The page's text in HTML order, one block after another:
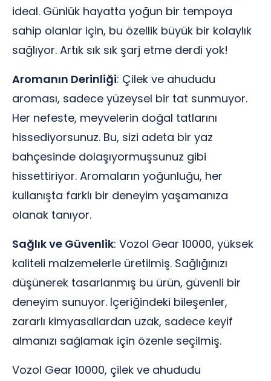
ideal. Günlük hayatta yoğun bir tempoya
sahip olanlar için, bu özellik büyük bir kolaylık
sağlıyor. Artık sık sık şarj etme derdi yok!
Aromanın Derinliği: Çilek ve ahududu
aroması, sadece yüzeysel bir tat sunmuyor.
Her nefeste, meyvelerin doğal tatlarını
hissediyorsunuz. Bu, sizi adeta bir yaz
bahçesinde dolaşıyormuşsunuz gibi
hissettiriyor. Aromaların yoğunluğu, her
kullanışta farklı bir deneyim yaşamanıza
olanak tanıyor.
Sağlık ve Güvenlik: Vozol Gear 10000, yüksek
kaliteli malzemelerle üretilmiş. Sağlığınızı
düşünerek tasarlanmış bu ürün, güvenli bir
deneyim sunuyor. İçeriğindeki bileşenler,
zararlı kimyasallardan uzak, sadece keyif
almanızı sağlamak için özenle seçilmiş.
Vozol Gear 10000, çilek ve ahududu